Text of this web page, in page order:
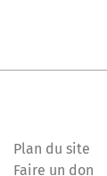
Plan du site
Faire un don